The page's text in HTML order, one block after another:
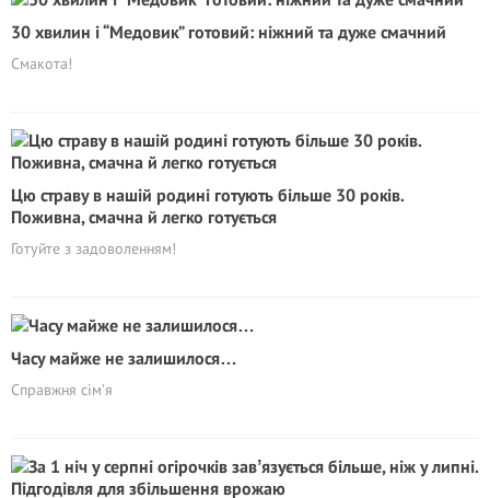
30 хвилин і “Медовик” готовий: ніжний та дуже смачний
Смакота!
Цю страву в нашій родині готують більше 30 років.
Поживна, смачна й легко готується
Готуйте з задоволенням!
Часу майже не залишилося…
Справжня сім’я